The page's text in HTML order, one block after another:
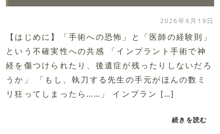
2026年6月19日
【はじめに】「手術への恐怖」と「医師の経験則」
という不確実性への共感 「インプラント手術で神
経を傷つけられたり、後遺症が残ったりしないだろ
うか」 「もし、執刀する先生の手元がほんの数ミ
リ狂ってしまったら……」 インプラン […]
続きを読む